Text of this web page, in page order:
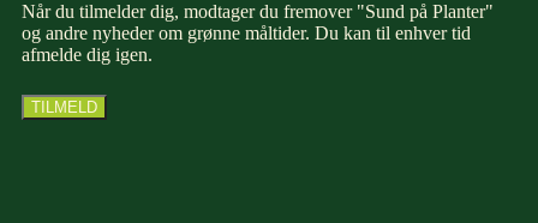
Når du tilmelder dig, modtager du fremover "Sund på Planter"
og andre nyheder om grønne måltider. Du kan til enhver tid
afmelde dig igen.